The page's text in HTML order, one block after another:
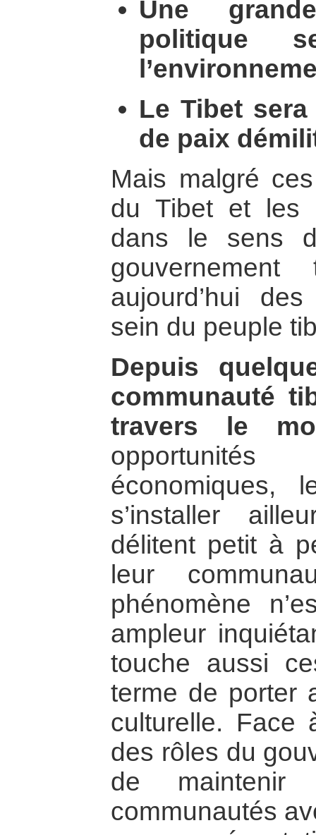
Une
politique
Le Tibet
de paix
Mais malgré
du Tibet et les
dans le sens
aujourd’hui
sein du peuple
Depuis
communauté
travers le
économiques,
s’installer
délitent petit à
leur
phénomène
ampleur
touche aussi
terme de porter
culturelle. Face
des rôles du
de
communautés